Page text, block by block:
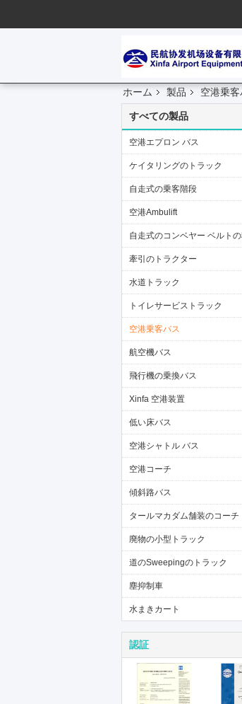
ホーム 製品 空港乗客
すべての製品
空港エプロン バス
ケイタリングのトラック
自走式の乗客階段
空港Ambulift
自走式のコンベヤー ベルト
牽引のトラクター
水道トラック
トイレサービストラック
空港乗客バス
航空機バス
飛行機の乗換バス
Xinfa 空港装置
低い床バス
空港シャトル バス
空港コーチ
傾斜路バス
タールマカダム舗装のコーチ
廃物の小型トラック
道のSweepingのトラック
塵抑制車
水まきカート
認証